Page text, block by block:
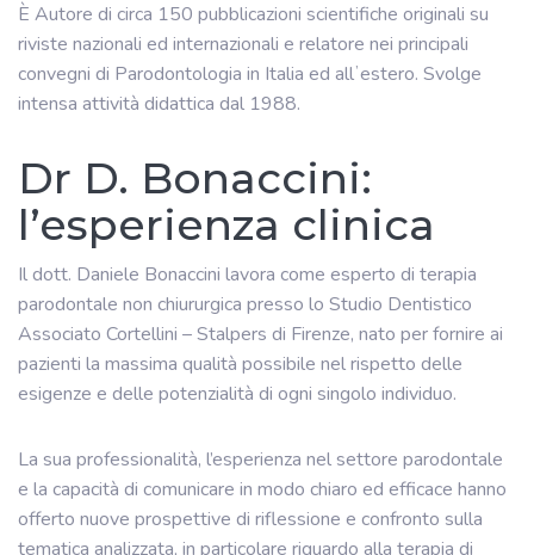
È Autore di circa 150 pubblicazioni scientifiche originali su
riviste nazionali ed internazionali e relatore nei principali
convegni di Parodontologia in Italia ed allʼestero. Svolge
intensa attività didattica dal 1988.
Dr D. Bonaccini:
l’esperienza clinica
Il dott. Daniele Bonaccini lavora come esperto di terapia
parodontale non chiururgica presso lo Studio Dentistico
Associato Cortellini – Stalpers di Firenze, nato per fornire ai
pazienti la massima qualità possibile nel rispetto delle
esigenze e delle potenzialità di ogni singolo individuo.
La sua professionalità, l’esperienza nel settore parodontale
e la capacità di comunicare in modo chiaro ed efficace hanno
offerto nuove prospettive di riflessione e confronto sulla
tematica analizzata, in particolare riguardo alla terapia di